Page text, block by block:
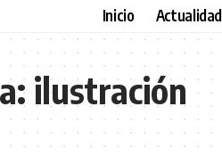
Inicio
ilustración